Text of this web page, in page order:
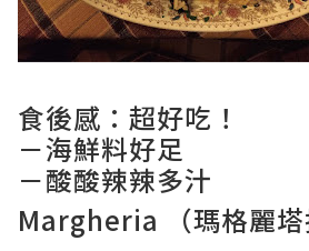
食後感：超好吃！
－海鮮料好足
－酸酸辣辣多汁
Margheria （瑪格麗